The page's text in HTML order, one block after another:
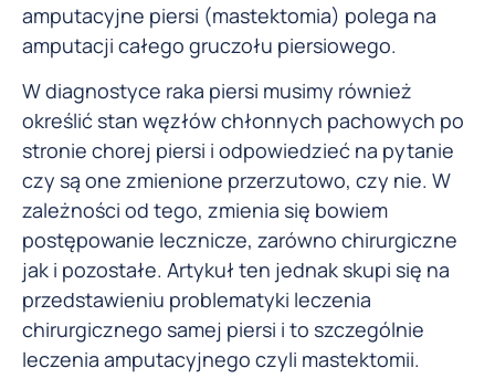
amputacyjne piersi (mastektomia) polega na
amputacji całego gruczołu piersiowego.
W diagnostyce raka piersi musimy również
określić stan węzłów chłonnych pachowych po
stronie chorej piersi i odpowiedzieć na pytanie
czy są one zmienione przerzutowo, czy nie. W
zależności od tego, zmienia się bowiem
postępowanie lecznicze, zarówno chirurgiczne
jak i pozostałe. Artykuł ten jednak skupi się na
przedstawieniu problematyki leczenia
chirurgicznego samej piersi i to szczególnie
leczenia amputacyjnego czyli mastektomii.